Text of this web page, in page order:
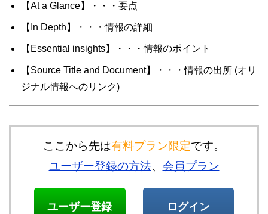
【At a Glance】・・・要点
【In Depth】・・・情報の詳細
【Essential insights】・・・情報のポイント
【Source Title and Document】・・・情報の出所 (オリ
ジナル情報へのリンク)
ここから先は有料プラン限定です。
ユーザー登録の方法、 会員プラン
ユーザー登録 ログイン